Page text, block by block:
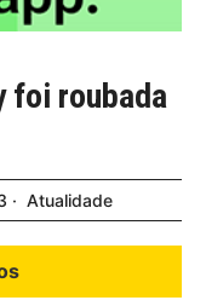
foi roubada
Atualidade